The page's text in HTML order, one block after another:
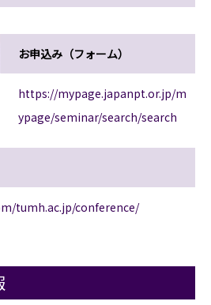
お申込み（フォーム）
https://mypage.japanpt.or.jp/m
ypage/seminar/search/search
tumh.ac.jp/conference/